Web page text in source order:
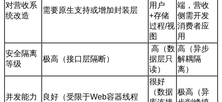
对营收系
统改造
需要原生支持或增加封装层
用户
+存储
过程/视
图
端，营收
侧需开发
消费者应
用
安全隔离
等级
极高（接口层隔断）
高（数
据层只
读）
高（异步
解耦隔
离）
并发能力 良好（受限于Web容器线程
很好
（数据 极高（异